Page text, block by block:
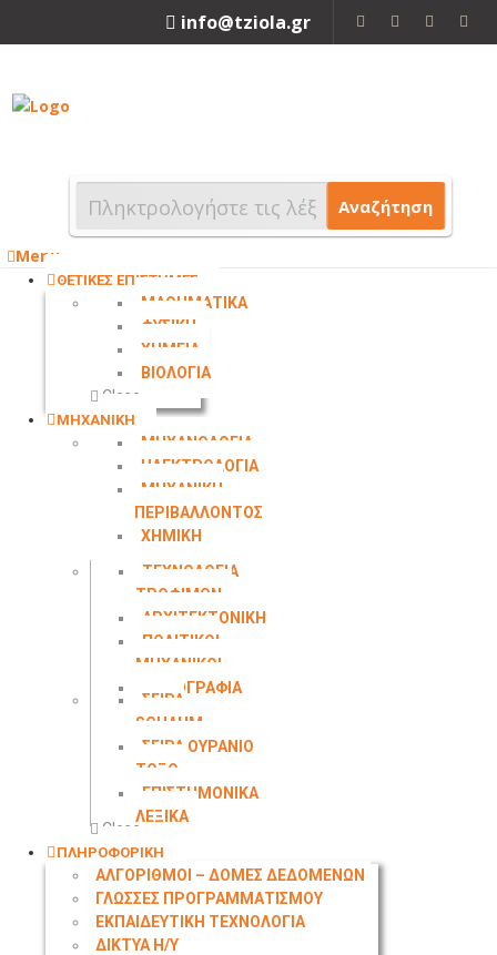
info@tziola.gr
Αναζήτηση
Menu
ΘΕΤΙΚΕΣ ΕΠΙΣΤΗΜΕΣ
ΜΑΘΗΜΑΤΙΚΑ
ΦΥΣΙΚΗ
ΧΗΜΕΙΑ
ΒΙΟΛΟΓΙΑ
Close
ΜΗΧΑΝΙΚΗ
ΜΗΧΑΝΟΛΟΓΙΑ
ΗΛΕΚΤΡΟΛΟΓΙΑ
ΜΗΧΑΝΙΚΗ
ΠΕΡΙΒΑΛΛΟΝΤΟΣ
ΧΗΜΙΚΗ
ΤΕΧΝΟΛΟΓΙΑ
ΤΡΟΦΙΜΩΝ
ΑΡΧΙΤΕΚΤΟΝΙΚΗ
ΠΟΛΙΤΙΚΟΙ
ΜΗΧΑΝΙΚΟΙ
ΤΟΠΟΓΡΑΦΙΑ
ΣΕΙΡΑ
SCHAUM
ΣΕΙΡΑ ΟΥΡΑΝΙΟ
ΤΟΞΟ
ΕΠΙΣΤΗΜΟΝΙΚΑ
ΛΕΞΙΚΑ
Close
ΠΛΗΡΟΦΟΡΙΚΗ
ΑΛΓΟΡΙΘΜΟΙ – ΔΟΜΕΣ ΔΕΔΟΜΕΝΩΝ
ΓΛΩΣΣΕΣ ΠΡΟΓΡΑΜΜΑΤΙΣΜΟΥ
ΕΚΠΑΙΔΕΥΤΙΚΗ ΤΕΧΝΟΛΟΓΙΑ
ΔΙΚΤΥΑ Η/Υ